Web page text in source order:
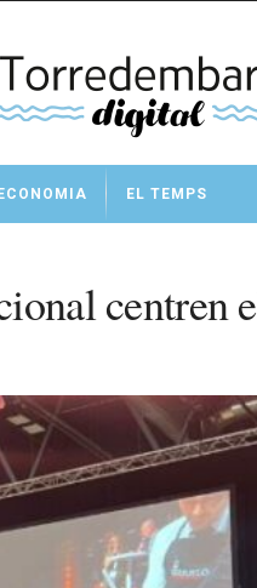
ECONOMIA EL TEMPS
centren